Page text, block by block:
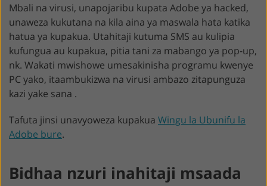
Mbali na virusi, unapojaribu kupata Adobe ya hacked,
unaweza kukutana na kila aina ya maswala hata katika
hatua ya kupakua. Utahitaji kutuma SMS au kulipia
kufungua au kupakua, pitia tani za mabango ya pop-up,
nk. Wakati mwishowe umesakinisha programu kwenye
PC yako, itaambukizwa na virusi ambazo zitapunguza
kazi yake sana .
Tafuta jinsi unavyoweza kupakua Wingu la Ubunifu la
Adobe bure.
Bidhaa nzuri inahitaji msaada